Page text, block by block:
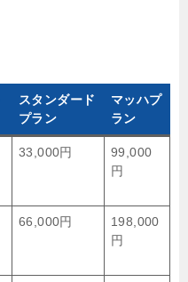
スタンダード
プラン
マッハプ
ラン
33,000円
99,000
円
66,000円
198,000
円